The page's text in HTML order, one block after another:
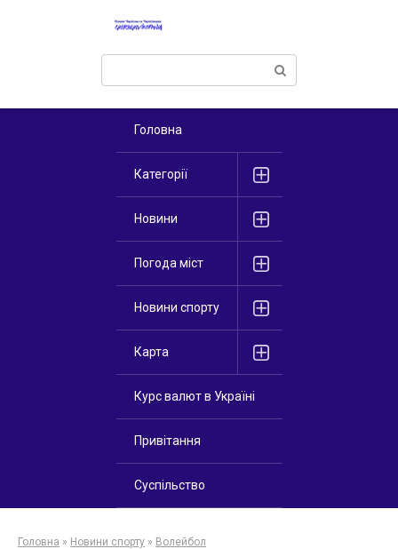
Поиск:
Головна
Категорії
Новини
Погода міст
Новини спорту
Карта
Курс валют в Україні
Привітання
Суспільство
Головна » Новини спорту » Волейбол